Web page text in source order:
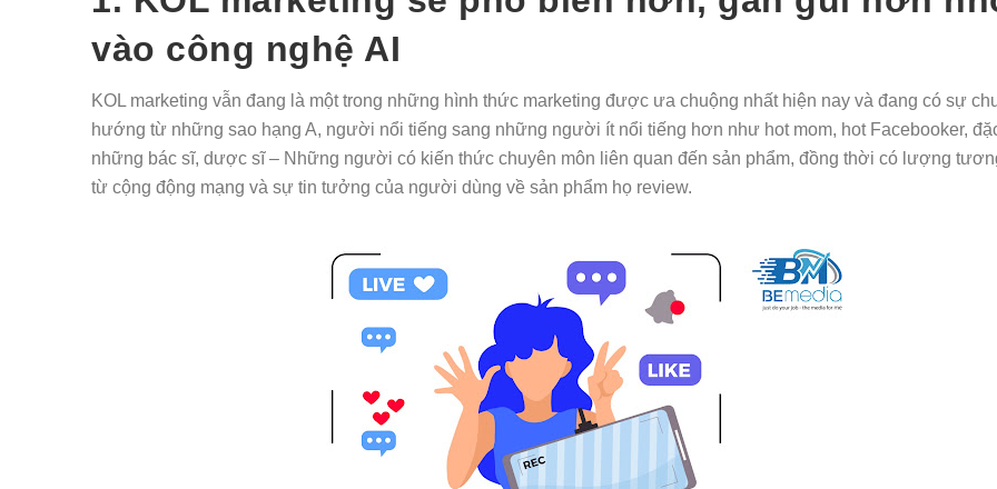
vào công nghệ AI
KOL marketing vẫn đang là một trong những hình thức marketing được ưa chuộng nhất hiện nay và đang có sự
hướng từ những sao hạng A, người nổi tiếng sang những người ít nổi tiếng hơn như hot mom, hot Facebooker,
những bác sĩ, dược sĩ – Những người có kiến thức chuyên môn liên quan đến sản phẩm, đồng thời có lượng
từ cộng động mạng và sự tin tưởng của người dùng về sản phẩm họ review.